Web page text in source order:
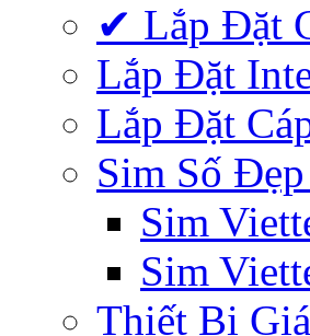
✔‎ Lắp Đặt
Lắp Đặt
Lắp Đặt
Sim Số
Sim
Sim
Thiết Bị